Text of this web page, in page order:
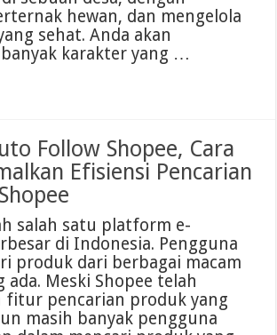
hewan, dan mengelola
sehat. Anda akan
karakter yang …
Follow Shopee, Cara
Efisiensi Pencarian
salah satu platform e-
di Indonesia. Pengguna
produk dari berbagai macam
ada. Meski Shopee telah
fitur pencarian produk yang
masih banyak pengguna